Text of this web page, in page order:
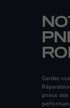
Gardez
pneus